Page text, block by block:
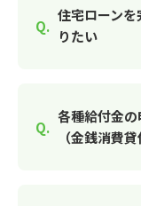
住宅ローン
りたい
各種給付金
（金銭消費